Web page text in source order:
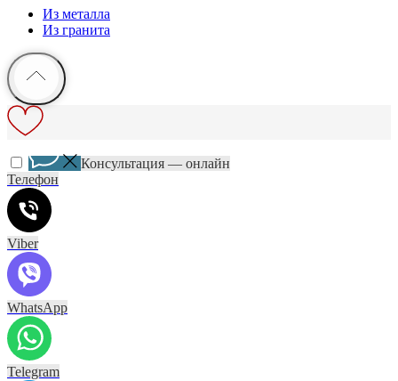
Из металла
Из гранита
Консультация — онлайн
Телефон
Viber
WhatsApp
Telegram